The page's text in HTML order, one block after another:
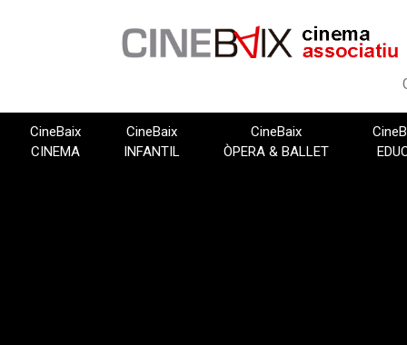
CineBaix
CINEMA
CineBaix
INFANTIL
CineBaix
ÒPERA & BALLET